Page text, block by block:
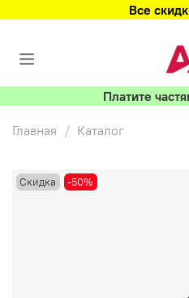
Все
Платите
Главная Каталог
Скидка -50%